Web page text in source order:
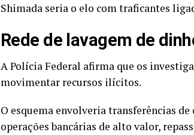
Shimada seria o elo com traficantes
Rede de lavagem de
A Polícia Federal afirma que os
movimentar recursos ilícitos.
O esquema envolveria transferências
operações bancárias de alto valor,